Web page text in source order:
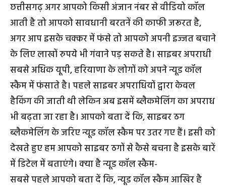
छत्तीसगढ़ अगर आपको किसी अंजान नंबर से वीडियो कॉल
आती है तो आपको सावधानी बरतनें की काफी जरूरत है,
अगर आप इसके चक्कर में फंसे तो आपको अपनी इज्जत बचाने
के लिए लाखों रुपये भी गंवाने पड़ सकते है। साइबर अपराधी
सबसे अधिक यूपी, हरियाणा के लोगों को अपने न्यूड कॉल
स्कैम में फंसाते है। पहले साइबर अपराधियों द्वारा केवल
हैकिंग की जाती थी लेकिन अब इसमें ब्लैकमेलिंग का अपराध
भी बढ़ता जा रहा है। आपको बता दें कि, साइबर ठग
ब्लैकमेलिंग के जरिए न्यूड कॉल स्कैम पर उतर गए हैं। इसी को
देखते हुए हम आपको साइबर ठगों से कैसे बचना है इसके बारें
में डिटेल में बताएंगे। क्या है न्यूड कॉल स्कैम-
सबसे पहले आपको बता दें कि, न्यूड कॉल स्कैम आखिर है